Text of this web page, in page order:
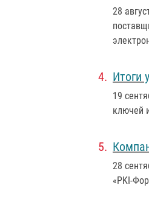
28
Итоги
19
ключей
28
«PKI-